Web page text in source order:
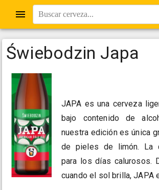
Buscar cerveza...
Świebodzin Japa
JAPA es una cerveza
bajo contenido de
nuestra edición es única
de pieles de limón. La
para los días calurosos.
cuando el sol brilla, JAPA